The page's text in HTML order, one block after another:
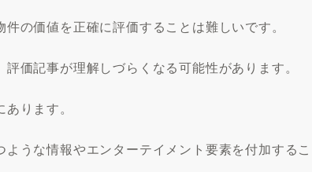
の価値を正確に評価することは難しいです。
価記事が理解しづらくなる可能性があります。
ります。
うな情報やエンターテイメント要素を付加するこ